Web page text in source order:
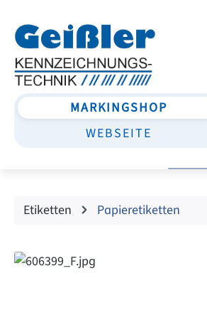
MARKINGSHOP
WEBSEITE
Etiketten Papieretiketten
Bildergalerie überspringen